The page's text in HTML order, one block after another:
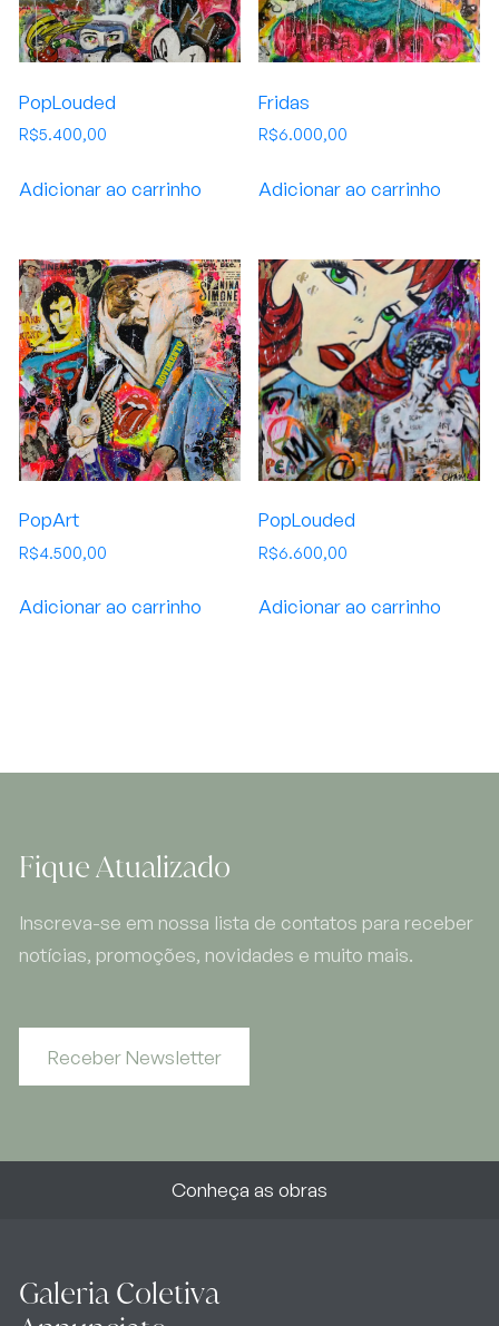
PopLouded
R$5.400,00
Adicionar ao carrinho
Fridas
R$6.000,00
Adicionar ao carrinho
PopArt
R$4.500,00
Adicionar ao carrinho
PopLouded
R$6.600,00
Adicionar ao carrinho
Fique Atualizado
Inscreva-se em nossa lista de contatos para receber
notícias, promoções, novidades e muito mais.
Receber Newsletter
Conheça as obras
Galeria Coletiva